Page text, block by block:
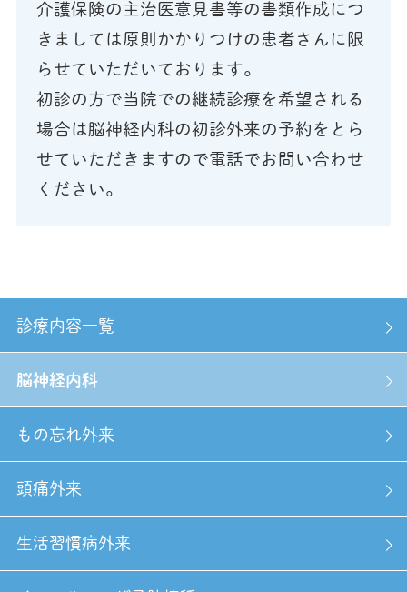
診療内容一覧
脳神経内科
もの忘れ外来
頭痛外来
生活習慣病外来
介護保険の主治医意見書等の書類作成につ
きましては原則かかりつけの患者さんに限
らせていただいております。
初診の方で当院での継続診療を希望される
場合は脳神経内科の初診外来の予約をとら
せていただきますので電話でお問い合わせ
ください。